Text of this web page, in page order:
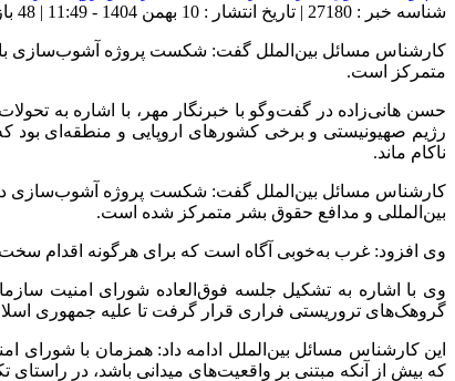
شناسه خبر : 27180 | تاریخ انتشار : 10 بهمن 1404 - 11:49 | 48 بازدید | تعداد دیدگاه :
کارشناس مسائل بین‌الملل گفت: شکست پروژه آشوب‌سازی
متمرکز است.
حسن هانی‌زاده در گفت‌وگو با خبرنگار مهر، با اشاره به
رژیم صهیونیستی و برخی کشورهای اروپایی و منطقه‌ای
ناکام ماند.
کارشناس مسائل بین‌الملل گفت: شکست پروژه آشوب‌سازی
بین‌المللی و مدافع حقوق بشر متمرکز شده است.
وی افزود: غرب به‌خوبی آگاه است که برای هرگونه اقدام
وی با اشاره به تشکیل جلسه فوق‌العاده شورای امنیت
گروهک‌های تروریستی فراری قرار گرفت تا علیه جمهوری
این کارشناس مسائل بین‌الملل ادامه داد: همزمان با
که بیش از آنکه مبتنی بر واقعیت‌های میدانی باشد، در